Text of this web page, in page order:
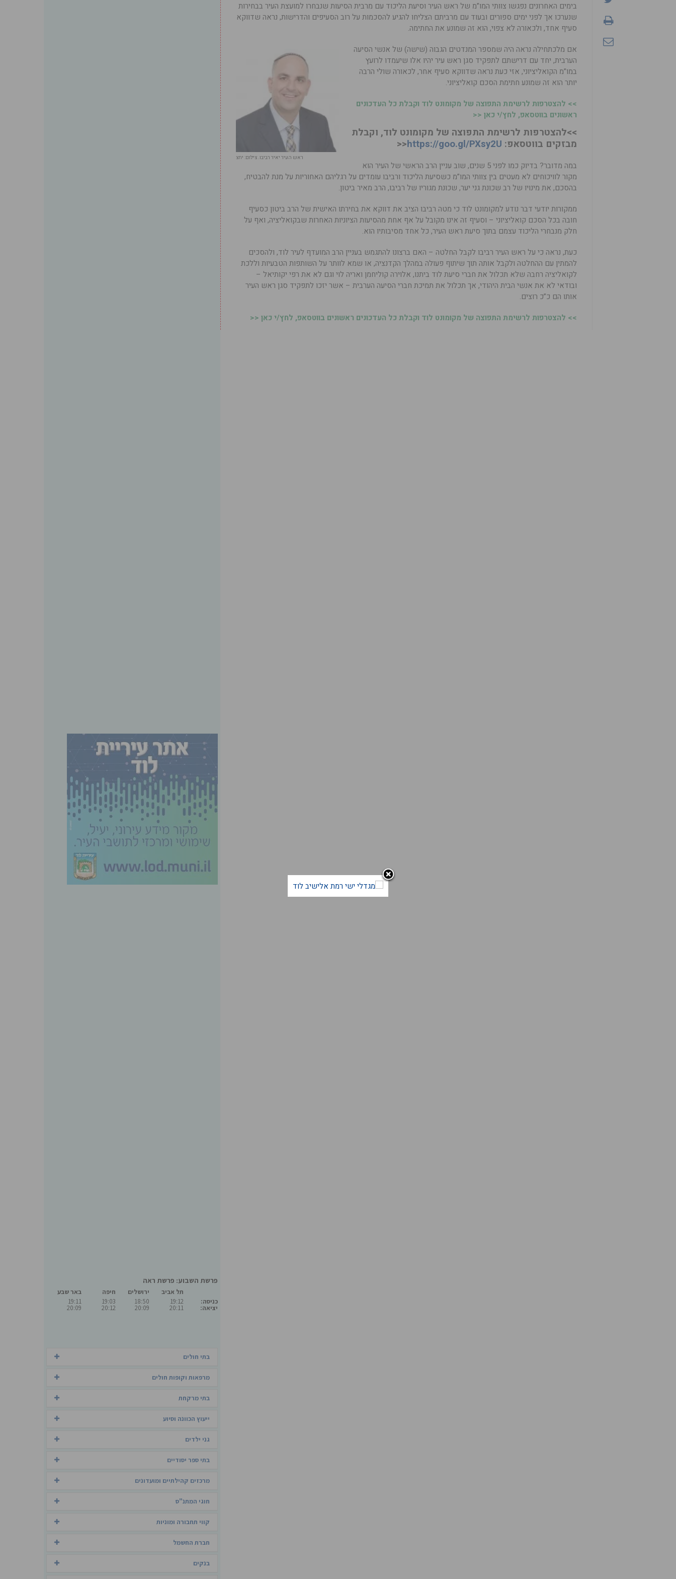
בימים האחרונים נפגשו צוותי המו”מ של ראש העיר וסיעת הליכוד עם מרבית הסיעות שנבחרו למועצת העיר בבחירות
שנערכו אך לפני ימים ספורים ובעוד עם מרביתם הצליחו להגיע להסכמות על רוב הסעיפים והדרישות, נראה שדווקא
סעיף אחד, ולכאורה לא צפוי, הוא זה שמונע את החתימה.
ראש העיר יאיר רביבו. צילום: יחצ
אם מלכתחילה נראה היה שמספר המנדטים הגבוה (שישה) של אנשי הסיעה
הערבית, יחד עם דרישתם לתפקיד סגן ראש עיר יהיו אלו שיעמדו לרועץ
במו”מ הקואליציוני, אזי כעת נראה שדווקא סעיף אחר, לכאורה שולי הרבה
יותר הוא זה שמונע חתימת הסכם קואליציוני.
>> להצטרפות לרשימת התפוצה של מקומונט לוד וקבלת כל העדכונים
ראשונים בווטסאפ, לחץ/י כאן <<
>>להצטרפות לרשימת התפוצה של מקומונט לוד, וקבלת
מבזקים בווטסאפ: https://goo.gl/PXsy2U
<<
במה מדובר? בדיוק כמו לפני 5 שנים, שוב עניין הרב הראשי של העיר הוא
מקור לוויכוחים לא מעטים בין צוותי המו”מ כשסיעת הליכוד ורביבו עומדים על רגליהם האחוריות על מנת להבטיח,
בהסכם, את מינויו של רב שכונת גני יער, שכונת מגוריו של רביבו, הרב מאיר ביטון.
ממקורות יודעי דבר נודע למקומונט לוד כי מטה רביבו הציב את דווקא את בחירתו האישית של הרב ביטון כסעיף
חובה בכל הסכם קואליציוני – וסעיף זה אינו מקובל על אף אחת מהסיעות הציוניות האחרות שבקואליציה, ואף על
חלק מנבחרי הליכוד עצמם בתוך סיעת ראש העיר, כל אחד מסיבותיו הוא.
כעת, נראה כי על ראש העיר רביבו לקבל החלטה – האם ברצונו להתגמש בעניין הרב המועדף לעיר לוד, ולהסכים
להמתין עם ההחלטה ולקבל אותה תוך שיתוף פעולה במהלך הקדנציה, או שמא לוותר על השותפות הטבעיות וללכת
לקואליציה רחבה שלא תכלול את חברי סיעת לוד ביתנו, אלוירה קוליחמן ואריה לוי וגם לא את רפי יקותיאל –
ובודאי לא את אנשי הבית היהודי, אך תכלול את תמיכת חברי הסיעה הערבית – אשר יזכו לתפקיד סגן ראש העיר
אותו הם כ”כ רוצים.
>> להצטרפות לרשימת התפוצה של מקומונט לוד וקבלת כל העדכונים ראשונים בווטסאפ, לחץ/י כאן <<
פרשת השבוע: פרשת ראה
כניסה:
יציאה:
תל אביב
19:12
20:11
ירושלים
18:50
20:09
חיפה
19:03
20:12
באר שבע
19:11
20:09
בתי חולים
מרפאות וקופות חולים
בתי מרקחת
ייעוץ הכוונה וסיוע
גני ילדים
בתי ספר יסודיים
מרכזים קהילתיים ומועדונים
חוגי המתנ"ס
קווי תחבורה ומוניות
חברת החשמל
בנקים